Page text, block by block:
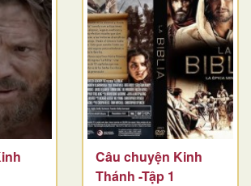
Câu chuyện Kinh
Thánh -Tập 1